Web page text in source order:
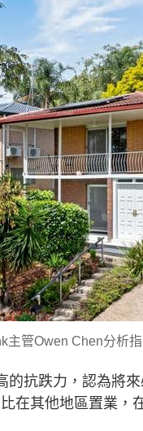
主管Owen Chen分析
的抗跌力，認為將
在其他地區置業，